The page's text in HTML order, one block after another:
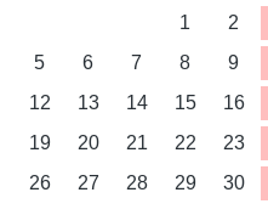
1
2
5
6 7 8 9
12
13 14 15 16
19
20 21 22 23
26
27 28 29 30